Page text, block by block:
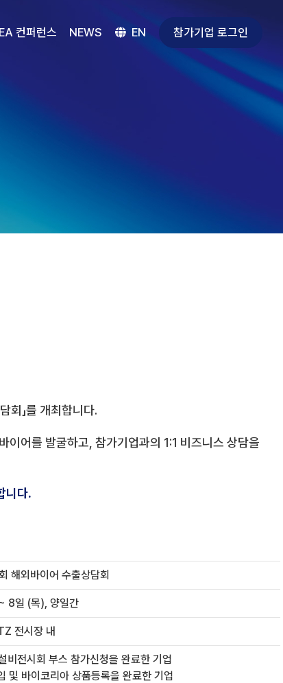
컨퍼런스 NEWS EN 참가기업 로그인
회」를 개최합니다.
어를 발굴하고, 참가기업과의 1:1 비즈니스 상담을
니다.
해외바이어 수출상담회
8일 (목), 양일간
전시장 내
전시회 부스 참가신청을 완료한 기업
및 바이코리아 상품등록을 완료한 기업